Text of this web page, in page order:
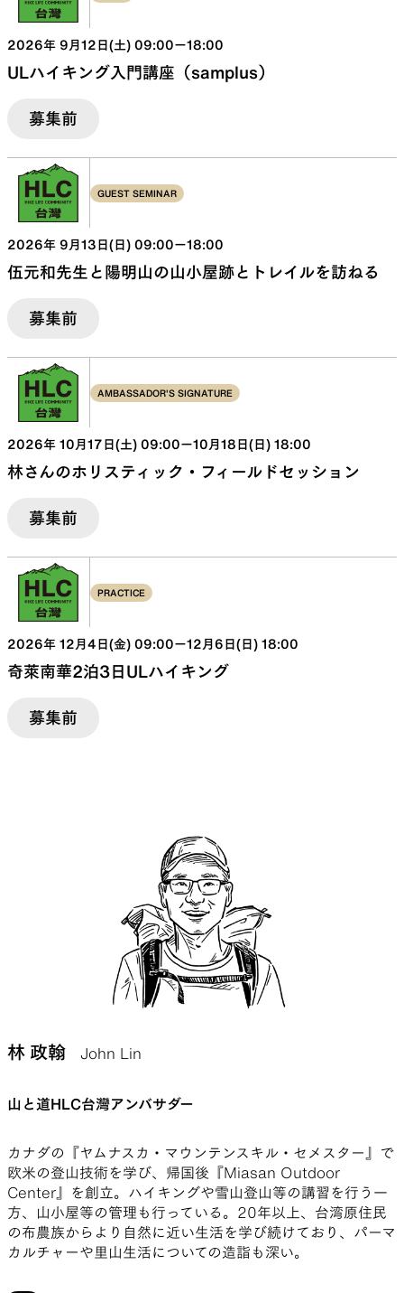
2026年 9 月 12 日(土) 09:00ー18:00
ULハイキング入門講座（samplus）
募集前
GUEST SEMINAR
2026年 9 月 13 日( 日 ) 09:00ー18:00
伍元和先生と陽明山の山小屋跡とトレイルを訪ねる
募集前
AMBASSADOR'S SIGNATURE
2026年 10 月 17 日(土) 09:00ー10 月 18 日( 日 ) 18:00
林さんのホリスティック・フィールドセッション
募集前
PRACTICE
2026年 12 月 4 日(金) 09:00ー12 月 6 日( 日 ) 18:00
奇萊南華2泊3日ULハイキング
募集前
林 政翰 John Lin
山と道HLC台灣アンバサダー
カナダの『ヤムナスカ・マウンテンスキル・セメスター』で
欧米の登山技術を学び、帰国後『Miasan Outdoor
Center』を創立。ハイキングや雪山登山等の講習を行う一
方、山小屋等の管理も行っている。20年以上、台湾原住民
の布農族からより自然に近い生活を学び続けており、パーマ
カルチャーや里山生活についての造詣も深い。